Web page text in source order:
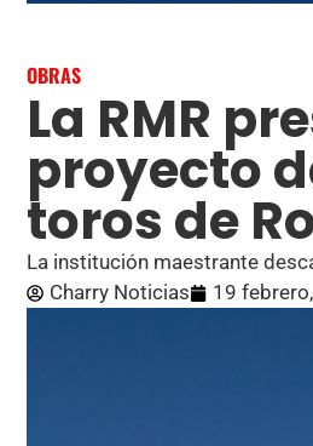
OBRAS
La RMR
proyecto
toros de
La institución maestrante
Charry Noticias
19